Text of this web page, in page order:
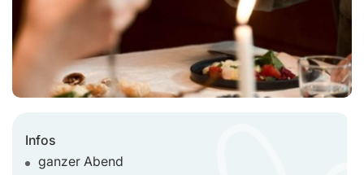
Infos
ganzer Abend